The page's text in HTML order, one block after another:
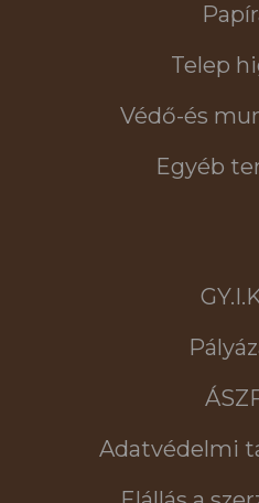
Telep
Védő-és
Egyéb
Adatvédelmi